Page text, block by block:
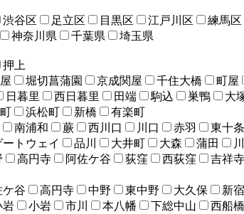
渋谷区 足立区 目黒区 江戸川区 練馬区
神奈川県 千葉県 埼玉県
押上
堀切菖蒲園 京成関屋 千住大橋 町屋
日暮里 西日暮里 田端 駒込 巣鴨 大
浜松町 新橋
有楽町
南浦和 蕨 西川口 川口 赤羽 東十条
トウェイ 品川 大井町 大森 蒲田
高円寺 阿佐ケ谷 荻窪 西荻窪 吉祥寺
ケ谷 高円寺 中野 東中野 大久保 新宿
岩 小岩 市川 本八幡 下総中山 西船橋